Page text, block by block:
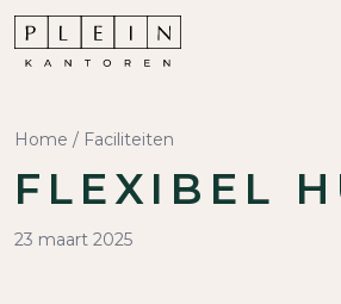
Home / Faciliteiten
FLEXIBEL
23 maart 2025